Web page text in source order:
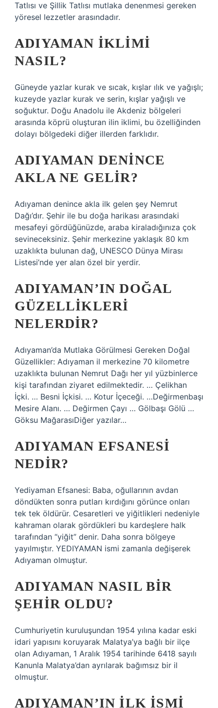
Tatlısı ve Şillik Tatlısı mutlaka denenmesi gereken
yöresel lezzetler arasındadır.
ADIYAMAN IKLIMI
NASIL?
Güneyde yazlar kurak ve sıcak, kışlar ılık ve yağışlı;
kuzeyde yazlar kurak ve serin, kışlar yağışlı ve
soğuktur. Doğu Anadolu ile Akdeniz bölgeleri
arasında köprü oluşturan ilin iklimi, bu özelliğinden
dolayı bölgedeki diğer illerden farklıdır.
ADIYAMAN DENINCE
AKLA NE GELIR?
Adıyaman denince akla ilk gelen şey Nemrut
Dağı’dır. Şehir ile bu doğa harikası arasındaki
mesafeyi gördüğünüzde, araba kiraladığınıza çok
sevineceksiniz. Şehir merkezine yaklaşık 80 km
uzaklıkta bulunan dağ, UNESCO Dünya Mirası
Listesi’nde yer alan özel bir yerdir.
ADIYAMAN’IN DOĞAL
GÜZELLIKLERI
NELERDIR?
Adıyaman’da Mutlaka Görülmesi Gereken Doğal
Güzellikler: Adıyaman il merkezine 70 kilometre
uzaklıkta bulunan Nemrut Dağı her yıl yüzbinlerce
kişi tarafından ziyaret edilmektedir. … Çelikhan
İçki. … Besni İçkisi. … Kotur İçeceği. …Değirmenbaşı
Mesire Alanı. … Değirmen Çayı … Gölbaşı Gölü …
Göksu MağarasıDiğer yazılar…
ADIYAMAN EFSANESI
NEDIR?
Yediyaman Efsanesi: Baba, oğullarının avdan
döndükten sonra putları kırdığını görünce onları
tek tek öldürür. Cesaretleri ve yiğitlikleri nedeniyle
kahraman olarak gördükleri bu kardeşlere halk
tarafından “yiğit” denir. Daha sonra bölgeye
yayılmıştır. YEDIYAMAN ismi zamanla değişerek
Adıyaman olmuştur.
ADIYAMAN NASIL BIR
ŞEHIR OLDU?
Cumhuriyetin kuruluşundan 1954 yılına kadar eski
idari yapısını koruyarak Malatya’ya bağlı bir ilçe
olan Adıyaman, 1 Aralık 1954 tarihinde 6418 sayılı
Kanunla Malatya’dan ayrılarak bağımsız bir il
olmuştur.
ADIYAMAN’IN ILK ISMI